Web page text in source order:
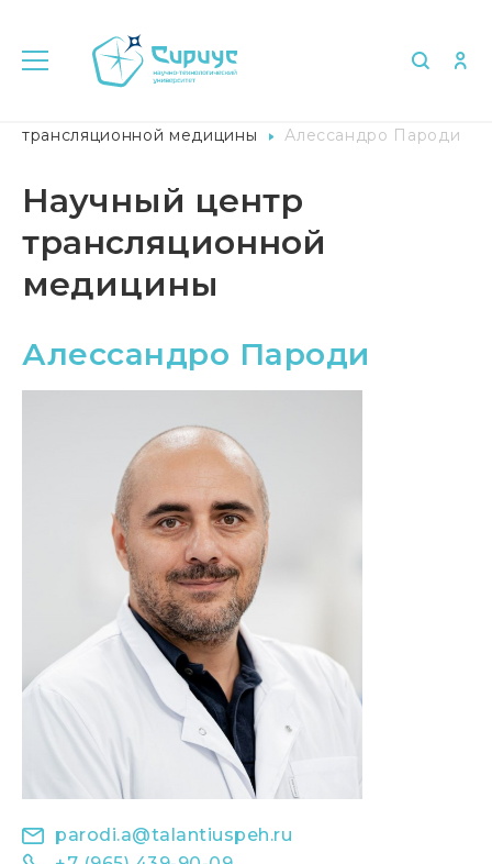
трансляционной медицины
Алессандро Пароди
Научный центр
трансляционной
медицины
Алессандро Пароди
parodi.a@talantiuspeh.ru